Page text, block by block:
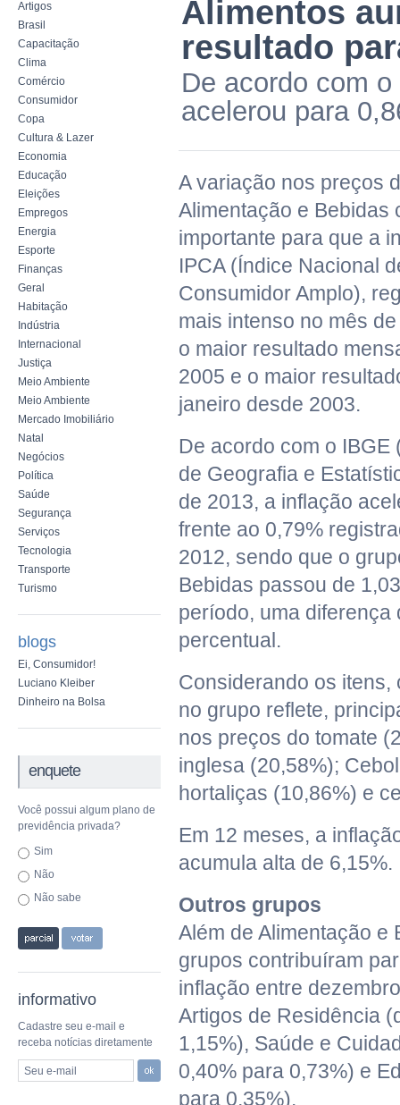
Artigos
Brasil
Capacitação
Clima
Comércio
Consumidor
Copa
Cultura & Lazer
Economia
Educação
Eleições
Empregos
Energia
Esporte
Finanças
Geral
Habitação
Indústria
Internacional
Justiça
Meio Ambiente
Meio Ambiente
Mercado Imobiliário
Natal
Negócios
Política
Saúde
Segurança
Serviços
Tecnologia
Transporte
Turismo
blogs
Ei, Consumidor!
Luciano Kleiber
Dinheiro na Bolsa
enquete
Você possui algum plano de
previdência privada?
Sim
Não
Não sabe
informativo
Cadastre seu e-mail e
receba notícias diretamente
Seu e-mail
Alimentos
resultado
De acordo com
acelerou para
A variação nos preços
Alimentação e Bebidas
importante para que a
IPCA (Índice Nacional
Consumidor Amplo),
mais intenso no mês
o maior resultado
2005 e o maior
janeiro desde 2003.
De acordo com o IBGE
de Geografia e
de 2013, a inflação
frente ao 0,79%
2012, sendo que o
Bebidas passou de
período, uma diferença
percentual.
Considerando os itens,
no grupo reflete,
nos preços do tomate
inglesa (20,58%);
hortaliças (10,86%) e
Em 12 meses, a
acumula alta de 6,15%.
Outros grupos
Além de Alimentação e
grupos contribuíram
inflação entre
Artigos de Residência
1,15%), Saúde e
0,40% para 0,73%) e
para 0,35%).